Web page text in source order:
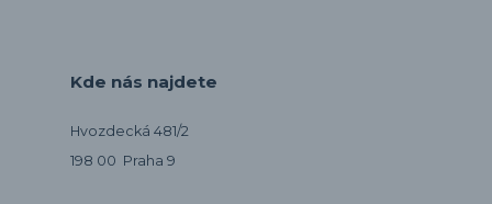
Kde nás najdete
Hvozdecká 481/2
198 00 Praha 9